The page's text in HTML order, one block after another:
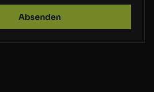
Absenden